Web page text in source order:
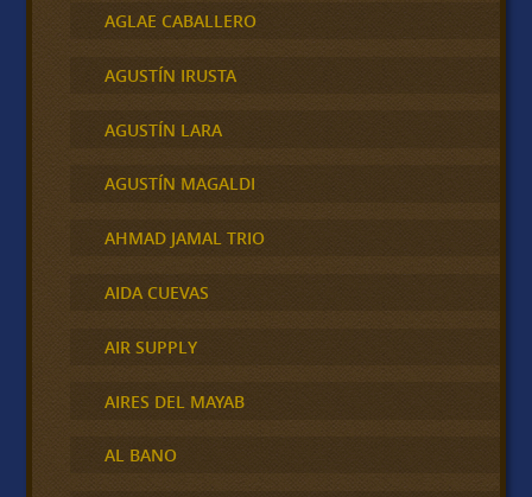
AGLAE CABALLERO
AGUSTÍN IRUSTA
AGUSTÍN LARA
AGUSTÍN MAGALDI
AHMAD JAMAL TRIO
AIDA CUEVAS
AIR SUPPLY
AIRES DEL MAYAB
AL BANO